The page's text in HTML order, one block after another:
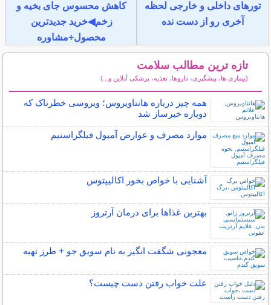
تورهای داخلی و خارجی لحظه
آخری رو از دست نده
کاهش محسوس جای بخیه و
زخم◀خرید جدیدترین
محصول+مشاوره
تازه ترین مطالب سلامت
(بیماری ها، پیشگیری، داروها، تغذیه، پزشکی آنلاین و...)
همه چیز درباره هانتاویروس؛ ویروسی خطرناک که
دوباره خبرساز شد
موارد مصرف و عوارض آمپول فیلگراستیم
آشنایی با خواص بخور اکالیپتوس
بهترین غذاها برای درمان آرتروز
معجونی شگفت انگیز به نام سویق جو + طرز تهیه
علت خواب رفتن دست چیست؟